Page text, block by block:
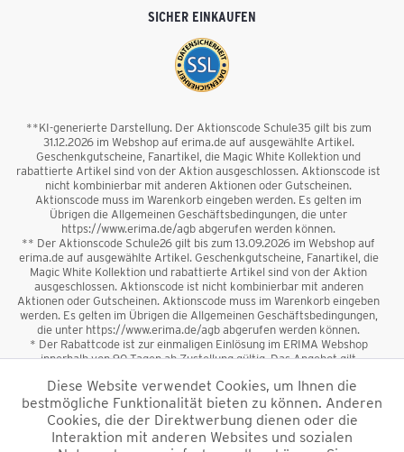
SICHER EINKAUFEN
**KI-generierte Darstellung. Der Aktionscode Schule35 gilt bis zum
31.12.2026 im Webshop auf erima.de auf ausgewählte Artikel.
Geschenkgutscheine, Fanartikel, die Magic White Kollektion und
rabattierte Artikel sind von der Aktion ausgeschlossen. Aktionscode ist
nicht kombinierbar mit anderen Aktionen oder Gutscheinen.
Aktionscode muss im Warenkorb eingeben werden. Es gelten im
Übrigen die Allgemeinen Geschäftsbedingungen, die unter
https://www.erima.de/agb abgerufen werden können.
** Der Aktionscode Schule26 gilt bis zum 13.09.2026 im Webshop auf
erima.de auf ausgewählte Artikel. Geschenkgutscheine, Fanartikel, die
Magic White Kollektion und rabattierte Artikel sind von der Aktion
ausgeschlossen. Aktionscode ist nicht kombinierbar mit anderen
Aktionen oder Gutscheinen. Aktionscode muss im Warenkorb eingeben
werden. Es gelten im Übrigen die Allgemeinen Geschäftsbedingungen,
die unter https://www.erima.de/agb abgerufen werden können.
* Der Rabattcode ist zur einmaligen Einlösung im ERIMA Webshop
innerhalb von 90 Tagen ab Zustellung gültig. Das Angebot gilt
sowie Geschenkgutscheine sind vom Rabatt ausgeschlossen. Der
Rabattcode ist nicht mit anderen Aktionen oder Gutscheinen
kombinierbar. Der Mindestbestellwert beträgt 50 €
Diese Website verwendet Cookies, um Ihnen die
bestmögliche Funktionalität bieten zu können. Anderen
Cookies, die der Direktwerbung dienen oder die
Interaktion mit anderen Websites und sozialen